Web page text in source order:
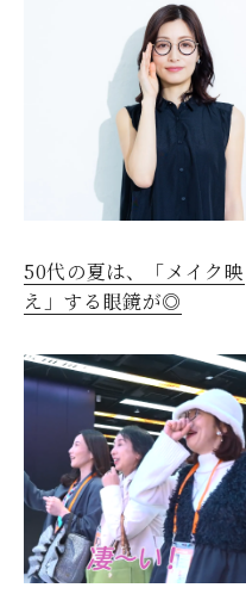
50代の夏は、「メイク映
え」する眼鏡が◎